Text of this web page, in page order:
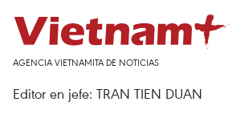
AGENCIA VIETNAMITA DE NOTICIAS
Editor en jefe: TRAN TIEN DUAN